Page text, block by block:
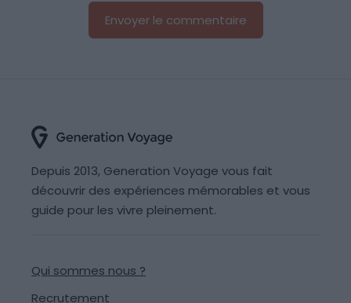
Depuis 2013, Generation Voyage vous fait
découvrir des expériences mémorables et vous
guide pour les vivre pleinement.
Qui sommes nous ?
Recrutement